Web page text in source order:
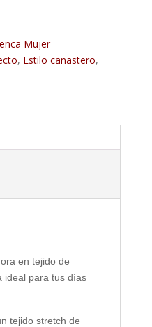
Mujer
, Estilo canastero,
en tejido de
ideal para tus días
tejido stretch de